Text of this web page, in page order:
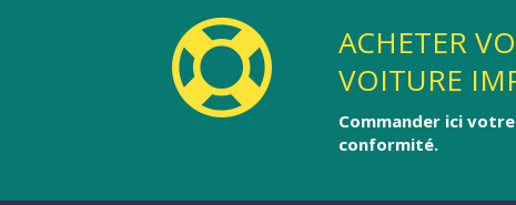
ACHETER
VOITURE
Commander ici
conformité.